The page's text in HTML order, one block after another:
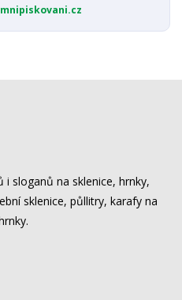
sloganů na sklenice, hrnky,
sklenice, půllitry, karafy na